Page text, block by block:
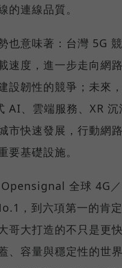
的連線品質。
也意味著：台灣 5G
速度，進一步走向網
設韌性的競爭；未來
AI、雲端服務、XR 沉
市快速發展，行動網
要基礎設施。
全球 4G
，到六項第一的肯
哥大打造的不只是更
、容量與穩定性的世